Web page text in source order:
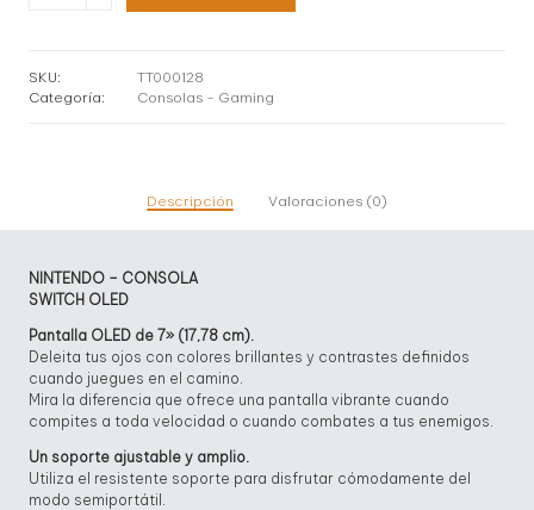
64gb
cantidad
SKU:
TT000128
Categoría:
Consolas - Gaming
Descripción Valoraciones (0)
NINTENDO – CONSOLA
SWITCH OLED
Pantalla OLED de 7» (17,78 cm).
Deleita tus ojos con colores brillantes y contrastes definidos
cuando juegues en el camino.
Mira la diferencia que ofrece una pantalla vibrante cuando
compites a toda velocidad o cuando combates a tus enemigos.
Un soporte ajustable y amplio.
Utiliza el resistente soporte para disfrutar cómodamente del
modo semiportátil.